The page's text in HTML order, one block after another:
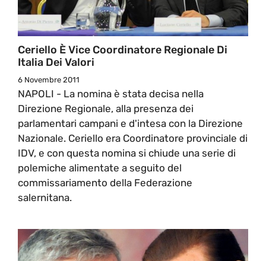
Ceriello È Vice Coordinatore Regionale Di
Italia Dei Valori
6 Novembre 2011
NAPOLI - La nomina è stata decisa nella
Direzione Regionale, alla presenza dei
parlamentari campani e d'intesa con la Direzione
Nazionale. Ceriello era Coordinatore provinciale di
IDV, e con questa nomina si chiude una serie di
polemiche alimentate a seguito del
commissariamento della Federazione
salernitana.